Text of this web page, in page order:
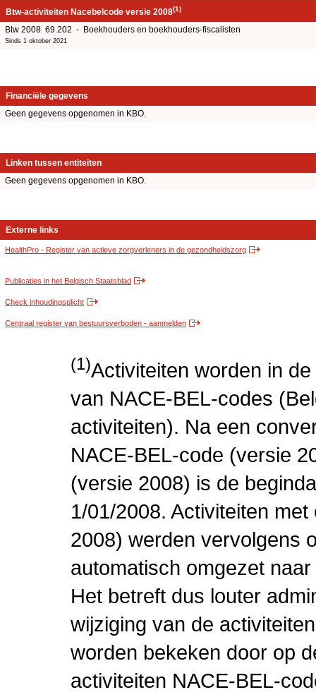
Btw-activiteiten Nacebelcode versie 2008(1)
Btw 2008 69.202 - Boekhouders en boekhouders-fiscalisten
Sinds 1 oktober 2021
Financiële gegevens
Geen gegevens opgenomen in KBO.
Linken tussen entiteiten
Geen gegevens opgenomen in KBO.
Externe links
HealthPro - Register van actieve zorgverleners in de gezondheidszorg
Publicaties in het Belgisch Staatsblad
Check inhoudingsplicht
Centraal register van bestuursverboden - aanmelden
(1)Activiteiten worden in
van NACE-BEL-codes
activiteiten). Na een
NACE-BEL-code (versie
(versie 2008) is de
1/01/2008. Activiteiten
2008) werden vervolgens
automatisch omgezet
Het betreft dus louter
wijziging van de
worden bekeken door op
activiteiten NACE-BEL-